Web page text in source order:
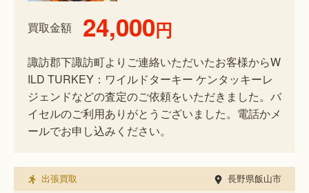
買取金額 24,000円
諏訪郡下諏訪町よりご連絡いただいたお客様からW
ILD TURKEY：ワイルドターキー ケンタッキーレ
ジェンドなどの査定のご依頼をいただきました。バ
イセルのご利用ありがとうございました。電話かメ
ールでお申し込みください。
出張買取 長野県飯山市